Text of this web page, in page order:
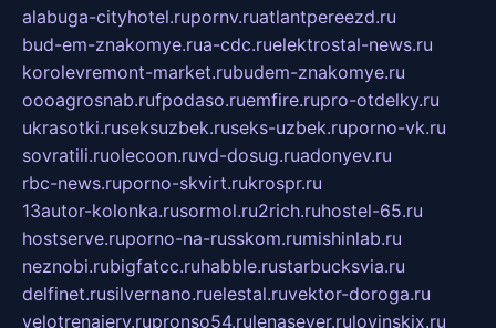
alabuga-cityhotel.rupornv.ruatlantpereezd.ru
bud-em-znakomye.rua-cdc.ruelektrostal-news.ru
korolevremont-market.rubudem-znakomye.ru
oooagrosnab.rufpodaso.ruemfire.rupro-otdelky.ru
ukrasotki.ruseksuzbek.ruseks-uzbek.ruporno-vk.ru
sovratili.ruolecoon.ruvd-dosug.ruadonyev.ru
rbc-news.ruporno-skvirt.rukrospr.ru
13autor-kolonka.rusormol.ru2rich.ruhostel-65.ru
hostserve.ruporno-na-russkom.rumishinlab.ru
neznobi.rubigfatcc.ruhabble.rustarbucksvia.ru
delfinet.rusilvernano.ruelestal.ruvektor-doroga.ru
velotrenajery.rupronso54.rulenasever.rulovinskix.ru